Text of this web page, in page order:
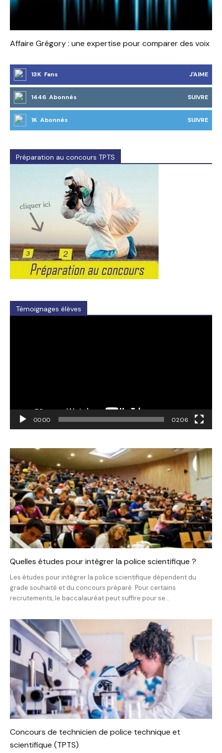
Affaire Grégory : une expertise pour comparer des voix
13K Fans J'AIME
1446 Abonnés SUIVRE
1K Abonnés SUIVRE
Préparation au concours TPTS
Témoignages élèves
00:00 02:06
Quelles études pour intégrer la police scientifique ?
Les études pour intégrer la police scientifique dépendent du
grade souhaité et du concours préparé. Pour certains
recrutements, le baccalauréat peut suffire pour se...
Concours de technicien de police technique et
scientifique (TPTS)